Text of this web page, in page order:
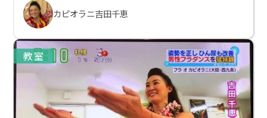
カピオラニ吉田千恵
教室